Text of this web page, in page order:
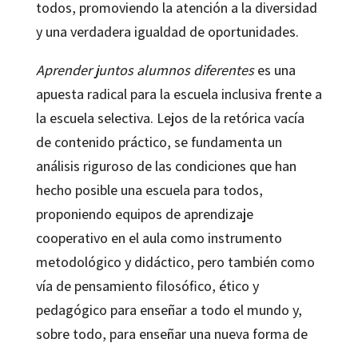
todos, promoviendo la atención a la diversidad
y una verdadera igualdad de oportunidades.
Aprender juntos alumnos diferenteses una
apuesta radical para la escuela inclusiva frente a
la escuela selectiva. Lejos de la retórica vacía
de contenido práctico, se fundamenta un
análisis riguroso de las condiciones que han
hecho posible una escuela para todos,
proponiendo equipos de aprendizaje
cooperativo en el aula como instrumento
metodológico y didáctico, pero también como
vía de pensamiento filosófico, ético y
pedagógico para enseñar a todo el mundo y,
sobre todo, para enseñar una nueva forma de